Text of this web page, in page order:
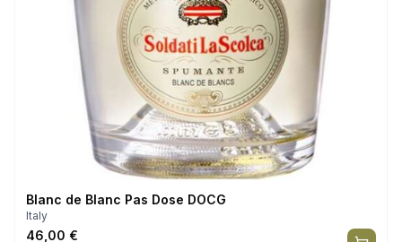
Blanc de Blanc Pas Dose DOCG
Italy
46,00 €